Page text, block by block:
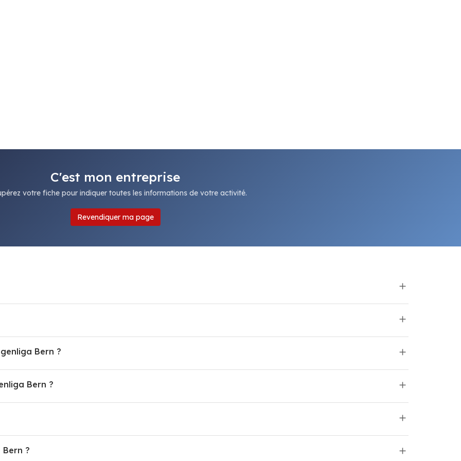
C'est mon entreprise
votre fiche pour indiquer toutes les informations de votre activité.
Revendiquer ma page
Bern ?
Bern ?
?